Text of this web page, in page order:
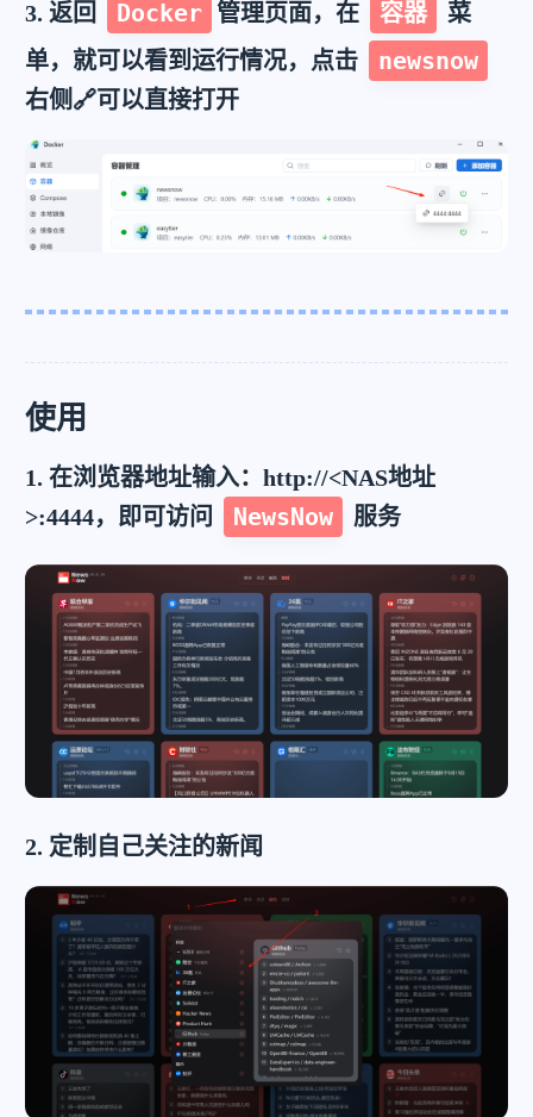
3. 返回 Docker 管理页面，在 容器
菜
单，就可以看到运行情况，点击
newsnow
右侧🔗可以直接打开
使用
1. 在浏览器地址输入：http://<NAS地址
>:4444，即可访问
NewsNow 服务
2. 定制自己关注的新闻